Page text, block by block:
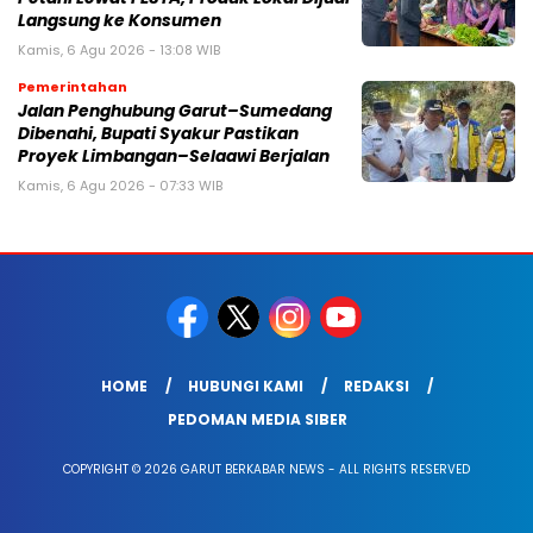
Langsung ke Konsumen
Kamis, 6 Agu 2026 - 13:08 WIB
Pemerintahan
Jalan Penghubung Garut–Sumedang
Dibenahi, Bupati Syakur Pastikan
Proyek Limbangan–Selaawi Berjalan
Kamis, 6 Agu 2026 - 07:33 WIB
HOME HUBUNGI KAMI
REDAKSI
PEDOMAN MEDIA SIBER
COPYRIGHT © 2026 GARUT BERKABAR NEWS - ALL RIGHTS RESERVED